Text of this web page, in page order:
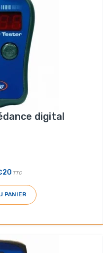
digital
TTC
PANIER